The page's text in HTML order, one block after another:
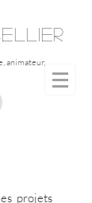
animateur,
projets